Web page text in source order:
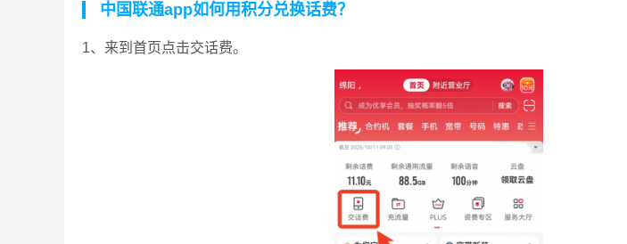
中国联通app如何用积分兑换话费？
1、来到首页点击交话费。